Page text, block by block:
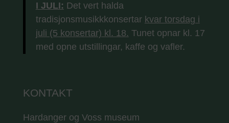
I JULI: Det vert halda
tradisjonsmusikkkonsertar kvar torsdag i
juli (5 konsertar) kl. 18. Tunet opnar kl. 17
med opne utstillingar, kaffe og vafler.
KONTAKT
Hardanger og Voss museum